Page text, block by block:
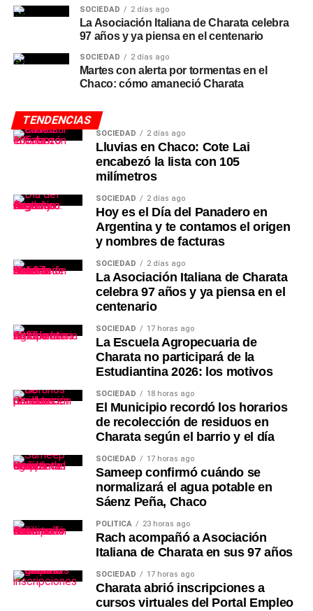
SOCIEDAD 2 días ago
La Asociación Italiana de Charata celebra
97 años y ya piensa en el centenario
SOCIEDAD 2 días ago
Martes con alerta por tormentas en el
Chaco: cómo amaneció Charata
TENDENCIAS
SOCIEDAD 2 días ago
Lluvias en Chaco: Cote Lai
encabezó la lista con 105
milímetros
SOCIEDAD 2 días ago
Hoy es el Día del Panadero en
Argentina y te contamos el origen
y nombres de facturas
SOCIEDAD 2 días ago
La Asociación Italiana de Charata
celebra 97 años y ya piensa en el
centenario
SOCIEDAD 17 horas ago
La Escuela Agropecuaria de
Charata no participará de la
Estudiantina 2026: los motivos
SOCIEDAD 18 horas ago
El Municipio recordó los horarios
de recolección de residuos en
Charata según el barrio y el día
SOCIEDAD 17 horas ago
Sameep confirmó cuándo se
normalizará el agua potable en
Sáenz Peña, Chaco
POLÍTICA 23 horas ago
Rach acompañó a Asociación
Italiana de Charata en sus 97 años
SOCIEDAD 17 horas ago
Charata abrió inscripciones a
cursos virtuales del Portal Empleo